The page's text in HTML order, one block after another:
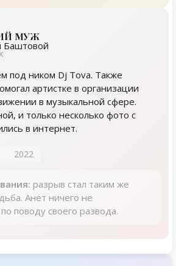
МУЖ
Баштовой
под ником Dj Tova. Также
артистке в организации
в музыкальной сфере.
и только несколько фото с
в интернет.
2022
разрыв стал таким же
Анет ничего не
поводу своего развода.